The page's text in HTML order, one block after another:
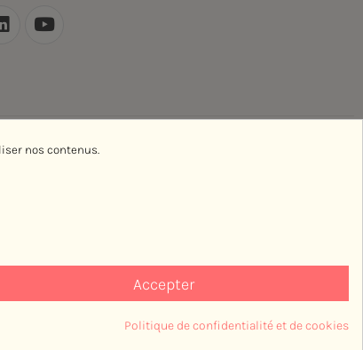
nos contenus.
Accepter
Politique de confidentialité et de cookies